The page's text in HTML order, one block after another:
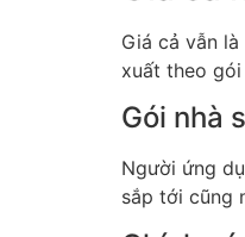
Giá cả vẫn
xuất theo
Gói nhà
Người ứng
sắp tới cũng